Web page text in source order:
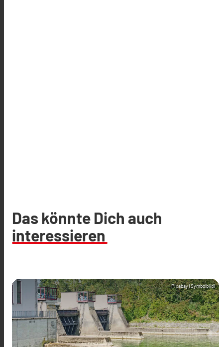
Das könnte Dich auch
interessieren
Pixabay (Symbolbild)